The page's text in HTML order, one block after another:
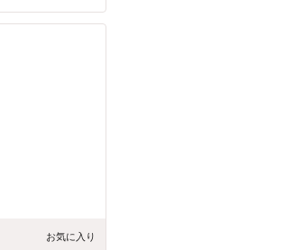
お気に入り